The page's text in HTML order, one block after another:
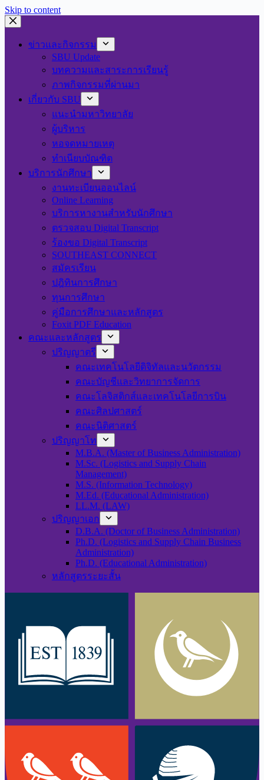
Skip to content
ข่าวและกิจกรรม
SBU Update
บทความและสาระการเรียนรู้
ภาพกิจกรรมที่ผ่านมา
เกี่ยวกับ SBU
แนะนำมหาวิทยาลัย
ผู้บริหาร
หอจดหมายเหตุ
ทำเนียบบัณฑิต
บริการนักศึกษา
งานทะเบียนออนไลน์
Online Learning
บริการหางานสำหรับนักศึกษา
ตรวจสอบ Digital Transcript
ร้องขอ Digital Transcript
SOUTHEAST CONNECT
สมัครเรียน
ปฎิทินการศึกษา
ทุนการศึกษา
คู่มือการศึกษาและหลักสูตร
Foxit PDF Education
คณะและหลักสูตร
ปริญญาตรี
คณะเทคโนโลยีดิจิทัลและนวัตกรรม
คณะบัญชีและวิทยาการจัดการ
คณะโลจิสติกส์และเทคโนโลยีการบิน
คณะศิลปศาสตร์
คณะนิติศาสตร์
ปริญญาโท
M.B.A. (Master of Business Administration)
M.Sc. (Logistics and Supply Chain
Management)
M.S. (Information Technology)
M.Ed. (Educational Administration)
LL.M. (LAW)
ปริญญาเอก
D.B.A. (Doctor of Business Administration)
Ph.D. (Logistics and Supply Chain Business
Administration)
Ph.D. (Educational Administration)
หลักสูตรระยะสั้น